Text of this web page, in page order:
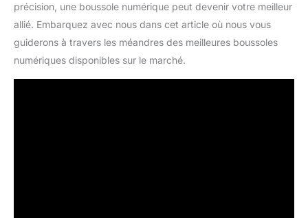
précision, une boussole numérique peut devenir votre meilleur
allié. Embarquez avec nous dans cet article où nous vous
guiderons à travers les méandres des meilleures boussoles
numériques disponibles sur le marché.